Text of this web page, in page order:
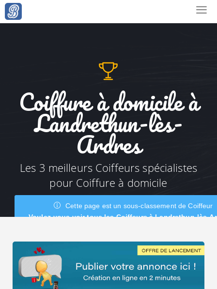
Coiffure à domicile à
Landrethun-lès-
Ardres
Les 3 meilleurs Coiffeurs spécialistes
pour Coiffure à domicile
Cette page est un sous-classement de Coiffeur
Voulez-vous voir tous les Coiffeurs à Landrethun-lès-